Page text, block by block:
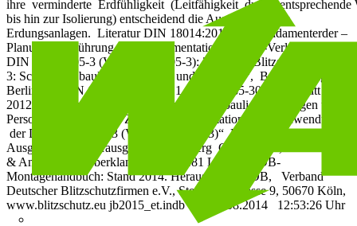
ihre verminderte Erdfühligkeit (Leitfähigkeit durch entsprechende
bis hin zur Isolierung) entscheidend die Ausfüh-rung der
Erdungsanlagen. Literatur DIN 18014:2014-03 „Fundamenterder –
Planung, Ausführung und Dokumentation“, Beuth-Verlag, Berlin
DIN EN 62305-3 (VDE 0185-305-3): 2011-10 „Blitzschutz – Teil
3: Schutz von baulichen Anlagen und Personen“, Beuth-Verlag,
Berlin DIN EN 62305-3 Beiblatt 1 (VDE 0185-305-3 Beiblatt 1):
2012-10 „Blitzschutz – Teil 3: Schutz von baulichen Anlagen und
Perso-nen – Beiblatt 1: Zusätzliche Informationen zur Anwendung
der DIN EN 62305-3 (VDE 0185-305-3)“ Betontechnische Daten:
Ausgabe 2009, Herausgeber: Heidelberg Cement AG, Entwicklung
& Anwendung, oberklamweg 6, 69181 Leimen VDB-
Montagehandbuch: Stand 2014. Herausgeber: VDB, Verband
Deutscher Blitzschutzfirmen e.V., Steinfelder Gasse 9, 50670 Köln,
www.blitzschutz.eu jb2015_et.indb 98 18.08.2014 12:53:26 Uhr